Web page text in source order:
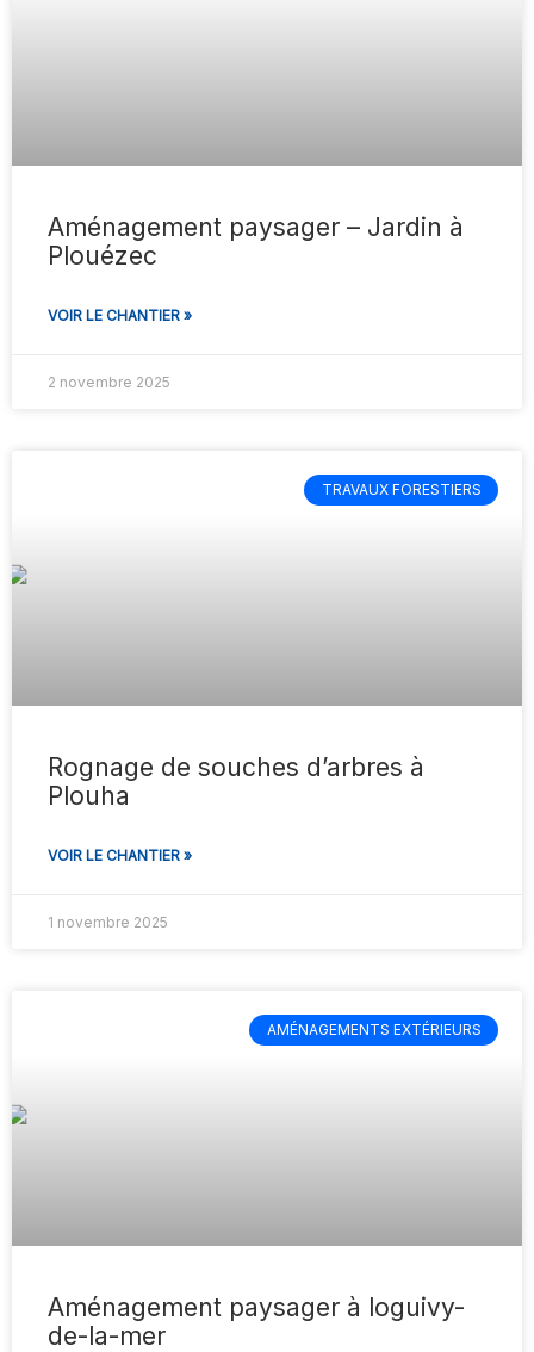
Aménagement paysager – Jardin à
Plouézec
VOIR LE CHANTIER »
2 novembre 2025
TRAVAUX FORESTIERS
Rognage de souches d’arbres à
Plouha
VOIR LE CHANTIER »
1 novembre 2025
AMÉNAGEMENTS EXTÉRIEURS
Aménagement paysager à loguivy-
de-la-mer